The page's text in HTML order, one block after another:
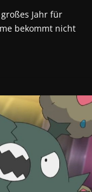
Jahr für
bekommt nicht